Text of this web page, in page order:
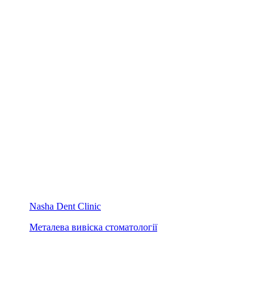
Nasha Dent Clinic
Металева вивіска стоматології